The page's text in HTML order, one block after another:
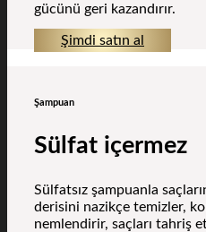
gücünü geri kazandırır.
Şimdi satın al
Şampuan
Sülfat içermez
Sülfatsız şampuanla
derisini nazikçe temizler,
nemlendirir, saçları tahriş